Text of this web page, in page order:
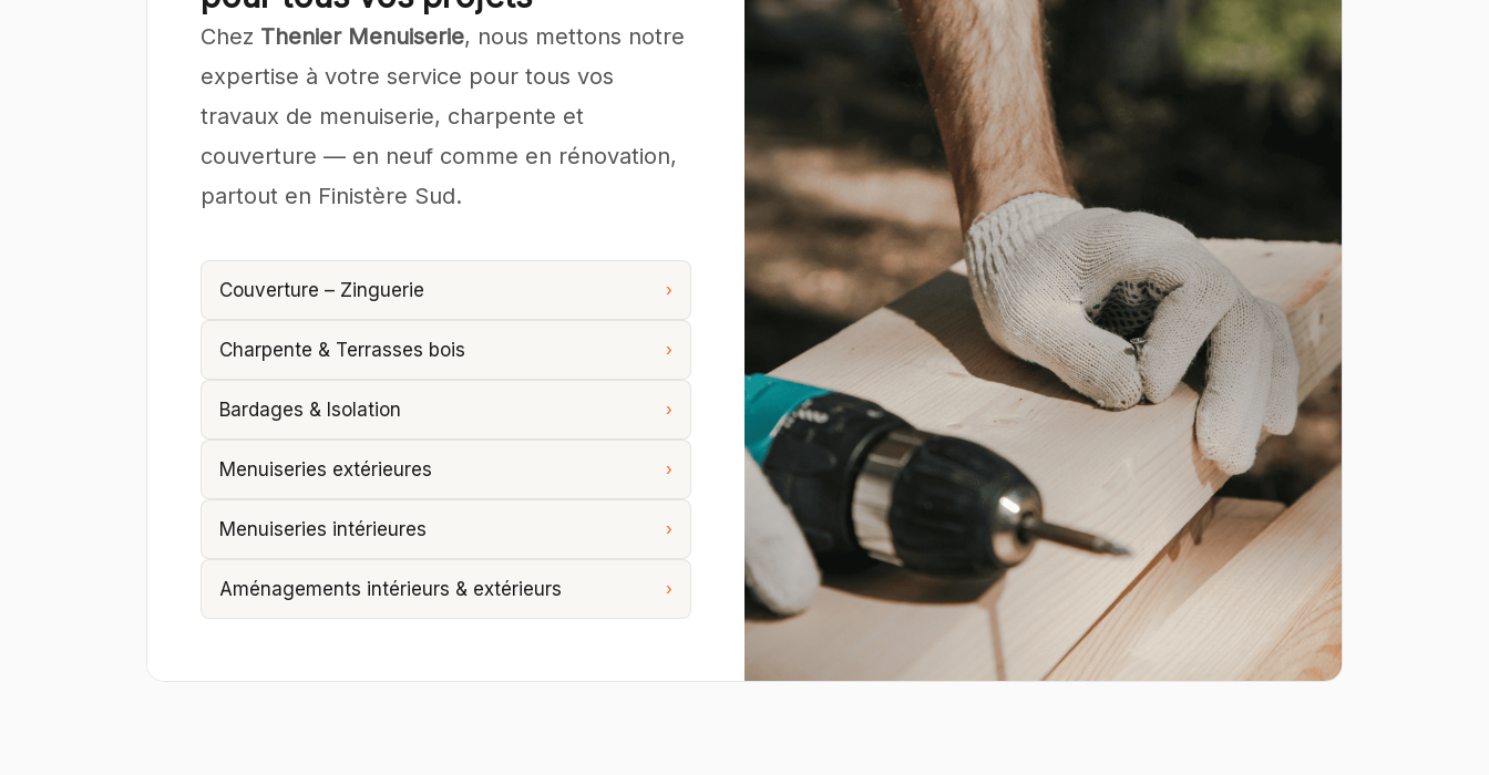
Chez Thenier Menuiserie, nous mettons notre
expertise à votre service pour tous vos
travaux de menuiserie, charpente et
couverture — en neuf comme en rénovation,
partout en Finistère Sud.
Couverture – Zinguerie ›
Charpente & Terrasses bois ›
Bardages & Isolation ›
Menuiseries extérieures ›
Menuiseries intérieures ›
Aménagements intérieurs & extérieurs ›